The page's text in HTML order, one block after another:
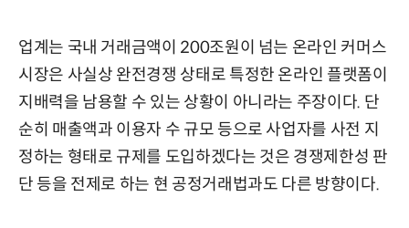
업계는 국내 거래금액이 200조원이 넘는 온라인 커머스
시장은 사실상 완전경쟁 상태로 특정한 온라인 플랫폼이
지배력을 남용할 수 있는 상황이 아니라는 주장이다. 단
순히 매출액과 이용자 수 규모 등으로 사업자를 사전 지
정하는 형태로 규제를 도입하겠다는 것은 경쟁제한성 판
단 등을 전제로 하는 현 공정거래법과도 다른 방향이다.